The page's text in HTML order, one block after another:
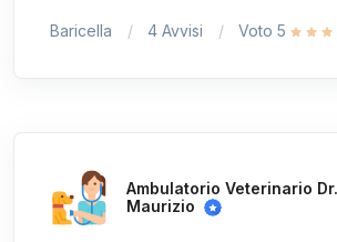
Baricella 4 Avvisi Voto 5
Ambulatorio Veterinario
Maurizio